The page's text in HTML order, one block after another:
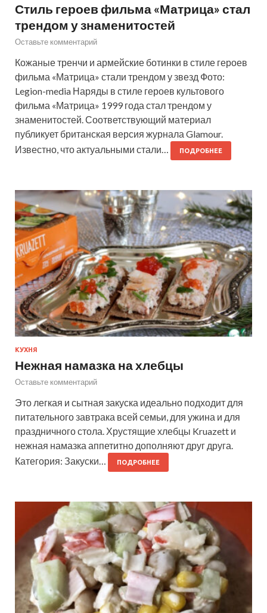
Стиль героев фильма «Матрица» стал
трендом у знаменитостей
Оставьте комментарий
Кожаные тренчи и армейские ботинки в стиле героев
фильма «Матрица» стали трендом у звезд Фото:
Legion-media Наряды в стиле героев культового
фильма «Матрица» 1999 года стал трендом у
знаменитостей. Соответствующий материал
публикует британская версия журнала Glamour.
Известно, что актуальными стали…
ПОДРОБНЕЕ
КУХНЯ
Нежная намазка на хлебцы
Оставьте комментарий
Это легкая и сытная закуска идеально подходит для
питательного завтрака всей семьи, для ужина и для
праздничного стола. Хрустящие хлебцы Kruazett и
нежная намазка аппетитно дополняют друг друга.
Категория: Закуски…
ПОДРОБНЕЕ